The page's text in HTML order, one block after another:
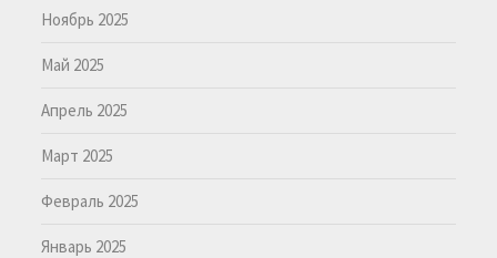
Ноябрь 2025
Май 2025
Апрель 2025
Март 2025
Февраль 2025
Январь 2025